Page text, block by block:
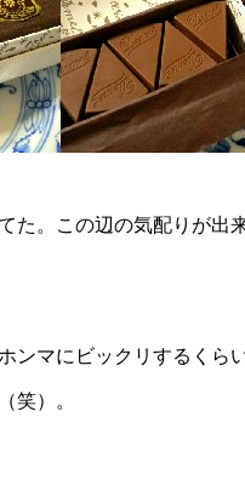
。この辺の気配りが出
マにビックリするくら
笑）。